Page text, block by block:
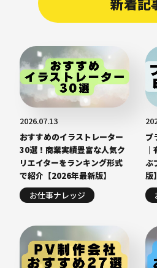
2026.07.13
おすすめのイラストレーター
30選！商業実績豊富な人気ク
リエイターをランキング形式
で紹介【2026年最新版】
お仕事ナレッジ
ブ
ぶ
版】